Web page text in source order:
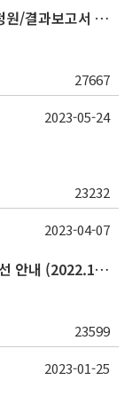
★★ 졸업논문 대체 인정 교과목 수강 신청원/결과보고서 제출일 안내 (제출서식 포함)★★
27667
23232
2023-05-24
§교과구분변경신청 및 승인 프로그램 개선 안내 (2022.10 ~)§
23599
2023-04-07
2023-01-25